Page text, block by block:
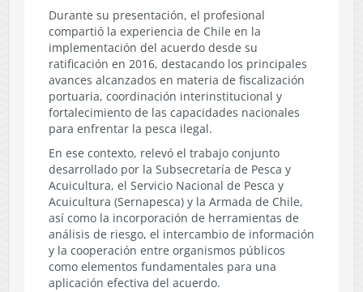
Durante su presentación, el profesional
compartió la experiencia de Chile en la
implementación del acuerdo desde su
ratificación en 2016, destacando los principales
avances alcanzados en materia de fiscalización
portuaria, coordinación interinstitucional y
fortalecimiento de las capacidades nacionales
para enfrentar la pesca ilegal.
En ese contexto, relevó el trabajo conjunto
desarrollado por la Subsecretaría de Pesca y
Acuicultura, el Servicio Nacional de Pesca y
Acuicultura (Sernapesca) y la Armada de Chile,
así como la incorporación de herramientas de
análisis de riesgo, el intercambio de información
y la cooperación entre organismos públicos
como elementos fundamentales para una
aplicación efectiva del acuerdo.